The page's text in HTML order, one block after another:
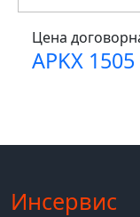
Цена
APKX
Инсервис